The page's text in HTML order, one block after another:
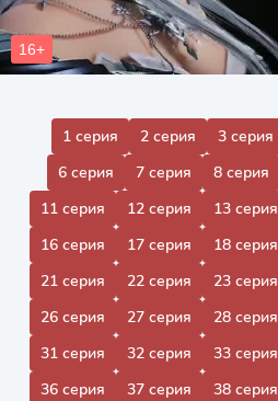
1 серия 2 серия 3 серия
6 серия
7 серия 8 серия
11 серия
12 серия 13 серия
16 серия
17 серия 18 серия
21 серия
22 серия 23 серия
26 серия
27 серия 28 серия
31 серия
32 серия 33 серия
36 серия
37 серия 38 серия